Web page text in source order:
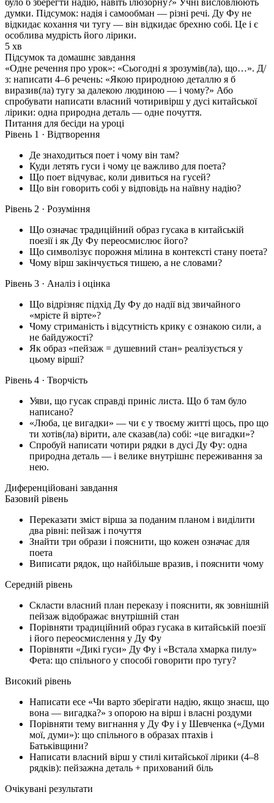
думки. Підсумок: надія і самообман — різні речі. Ду Фу не
відкидає кохання чи тугу — він відкидає брехню собі. Це і є
особлива мудрість його лірики.
5 хв
Підсумок та домашнє завдання
«Одне речення про урок»: «Сьогодні я зрозумів(ла), що…». Д/
з: написати 4–6 речень: «Якою природною деталлю я б
виразив(ла) тугу за далекою людиною — і чому?» Або
спробувати написати власний чотиривірш у дусі китайської
лірики: одна природна деталь — одне почуття.
Питання для бесіди на уроці
Рівень 1 · Відтворення
Де знаходиться поет і чому він там?
Куди летять гуси і чому це важливо для поета?
Що поет відчуває, коли дивиться на гусей?
Що він говорить собі у відповідь на наївну надію?
Рівень 2 · Розуміння
Що означає традиційний образ гусака в китайській
поезії і як Ду Фу переосмислює його?
Що символізує порожня мілина в контексті стану поета?
Чому вірш закінчується тишею, а не словами?
Рівень 3 · Аналіз і оцінка
Що відрізняє підхід Ду Фу до надії від звичайного
«мрієте й вірте»?
Чому стриманість і відсутність крику є ознакою сили, а
не байдужості?
Як образ «пейзаж = душевний стан» реалізується у
цьому вірші?
Рівень 4 · Творчість
Уяви, що гусак справді приніс листа. Що б там було
написано?
«Люба, це вигадки» — чи є у твоєму житті щось, про що
ти хотів(ла) вірити, але сказав(ла) собі: «це вигадки»?
Спробуй написати чотири рядки в дусі Ду Фу: одна
природна деталь — і велике внутрішнє переживання за
нею.
Диференційовані завдання
Базовий рівень
Переказати зміст вірша за поданим планом і виділити
два рівні: пейзаж і почуття
Знайти три образи і пояснити, що кожен означає для
поета
Виписати рядок, що найбільше вразив, і пояснити чому
Середній рівень
Скласти власний план переказу і пояснити, як зовнішній
пейзаж відображає внутрішній стан
Порівняти традиційний образ гусака в китайській поезії
і його переосмислення у Ду Фу
Порівняти «Дикі гуси» Ду Фу і «Встала хмарка пилу»
Фета: що спільного у способі говорити про тугу?
Високий рівень
Написати есе «Чи варто зберігати надію, якщо знаєш, що
вона — вигадка?» з опорою на вірш і власні роздуми
Порівняти тему вигнання у Ду Фу і у Шевченка («Думи
мої, думи»): що спільного в образах птахів і
Батьківщини?
Написати власний вірш у стилі китайської лірики (4–8
рядків): пейзажна деталь + прихований біль
Очікувані результати